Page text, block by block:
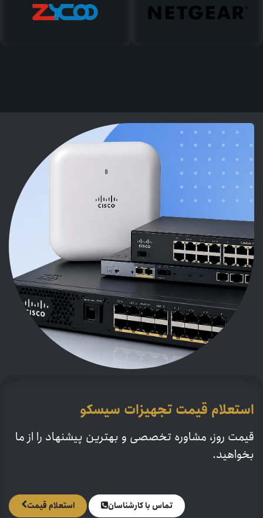
استعلام قیمت تجهیزات سیسکو​
قیمت روز، مشاوره تخصصی و بهترین پیشنهاد را از ما
بخواهید.
تماس با کارشنا​​سان استعلام قیمت